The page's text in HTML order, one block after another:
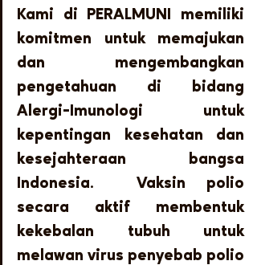
Kami di PERALMUNI memiliki
komitmen untuk memajukan
dan mengembangkan
pengetahuan di bidang
Alergi-Imunologi untuk
kepentingan kesehatan dan
kesejahteraan bangsa
Indonesia.  Vaksin polio
secara aktif membentuk
kekebalan tubuh untuk
melawan virus penyebab polio